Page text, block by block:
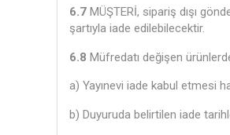
6.7MÜŞTERİ, sipariş dışı
şartıyla iade edilebilecektir.
6.8 Müfredatı değişen
a) Yayınevi iade kabul etmesi
b) Duyuruda belirtilen iade